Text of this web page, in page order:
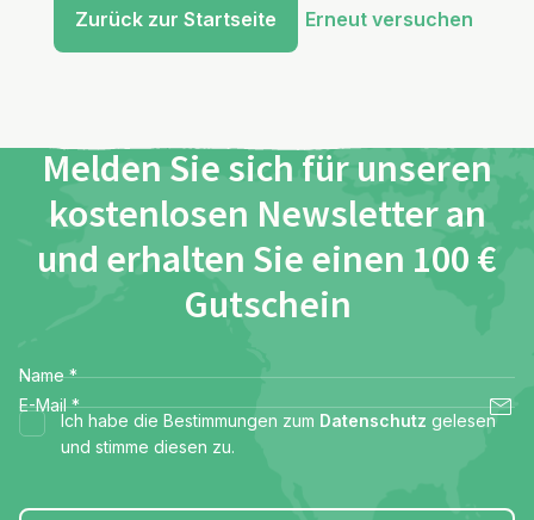
Zurück zur Startseite Erneut versuchen
Melden Sie sich für unseren
kostenlosen Newsletter an
und erhalten Sie einen 100 €
Gutschein
Name *
E-Mail *
Ich habe die Bestimmungen zum Datenschutz gelesen
und stimme diesen zu.